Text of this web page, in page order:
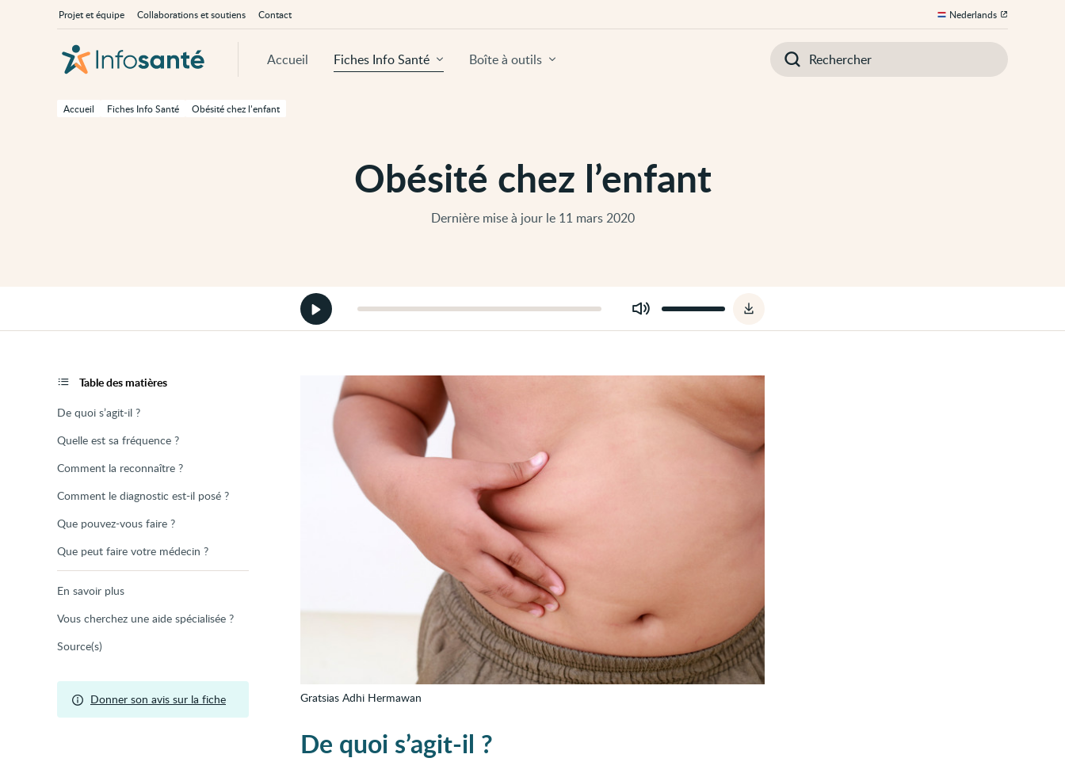
Obésité chez l’enfant
Dernière mise à jour le 11 mars 2020
Accueil Fiches Info Santé Obésité chez l’enfant
principale
Accueil Fiches Info Santé Boîte à outils
Introduisez
votre
recherche
À
propos
Projet et équipe Collaborations et soutiens Contact Nederlands
Télécharger
le
chez
Démarrer
la
version
page
Modifier
volume
Gratsias Adhi Hermawan
De quoi s’agit-il ?
Table des matières
De quoi s’agit-il ?
Quelle est sa fréquence ?
Comment la reconnaître ?
Comment le diagnostic est-il posé ?
Que pouvez-vous faire ?
Que peut faire votre médecin ?
En savoir plus
Vous cherchez une aide spécialisée ?
Source(s)
Donner son avis sur la fiche